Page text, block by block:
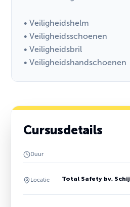
• Veiligheidshelm
• Veiligheidsschoenen
• Veiligheidsbril
• Veiligheidshandschoenen
Cursusdetails
Duur
Locatie
Total Safety bv,